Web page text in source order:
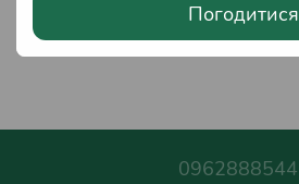
Погодитися
0962888544